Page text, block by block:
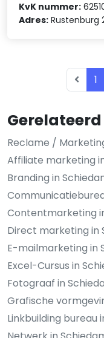
Gerelateerd
Reclame /
Affiliate marketing
Branding in
Contentmarketing
Direct marketing in
E-mailmarketing in
Excel-Cursus in
Fotograaf in
Grafische
Linkbuilding bureau
KvK nummer:
Adres: Rustenburg
1